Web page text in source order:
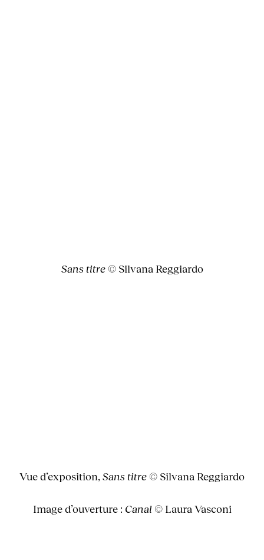
Sans titre © Silvana Reggiardo
Vue d’exposition,Sans titre © Silvana Reggiardo
Image d’ouverture : Canal© Laura Vasconi